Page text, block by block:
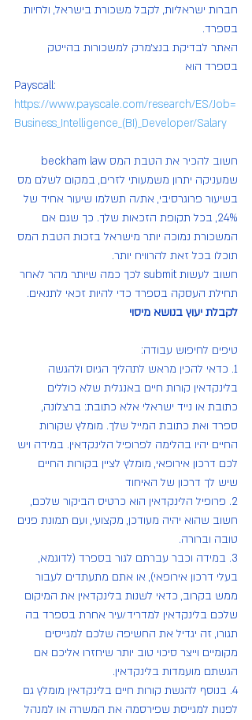
חברות ישראליות, לקבל משכורת בישראל, ולחיות
בספרד.
האתר לבדיקת בנצ׳מרק למשכורות בהייטק
בספרד הוא
Payscall:
https://www.payscale.com/research/ES/Job=
Business_Intelligence_(BI)_Developer/Salary
שמעניקה יתרון משמעותי לזרים, במקום לשלם מס
בשיעור פרוגרסיבי, את/ה תשלמו שיעור אחיד של
24%, בכל תקופת הזכאות שלך. כך שגם אם
המשכורת נמוכה יותר מישראל בזכות הטבת המס
תוכלו בכל זאת להרוויח יותר.
חשוב לעשות submit לכך כמה שיותר מהר לאחר
תחילת העסקה בספרד כדי להיות זכאי לתנאים.
לקבלת יעוץ בנושא מיסוי
טיפים לחיפוש עבודה:
1. כדאי להכין מראש לתהליך הגיוס ולהגשה
בלינקדאין קורות חיים באנגלית שלא כוללים
כתובת או נייד ישראלי אלא כתובת: ברצלונה,
ספרד ואת כתובת המייל שלך. מומלץ שקורות
החיים יהיו בהלימה לפרופיל הלינקדאין. במידה ויש
לכם דרכון אירופאי, מומלץ לציין בקורות החיים
שיש לך דרכון של האיחוד
2. פרופיל הלינקדאין הוא כרטיס הביקור שלכם,
חשוב שהוא יהיה מעודכן, מקצועי, ועם תמונת פנים
טובה וברורה.
3. במידה וכבר עברתם לגור בספרד (לדוגמא,
בעלי דרכון אירופאי), או אתם מתעתדים לעבור
ממש בקרוב, כדאי לשנות בלינקדאין את המיקום
שלכם בלינקדאין למדריד/עיר אחרת בספרד בה
תגורו, זה יגדיל את החשיפה שלכם למגייסים
מקומיים וייצר סיכוי טוב יותר שיחזרו אליכם אם
הגשתם מועמדות בלינקדאין.
4. בנוסף להגשת קורות חיים בלינקדאין מומלץ גם
לפנות למגייסת שפירסמה את המשרה או למנהל